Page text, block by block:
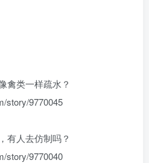
禽类一样疏水？
story/9770045
有人去仿制吗？
story/9770040